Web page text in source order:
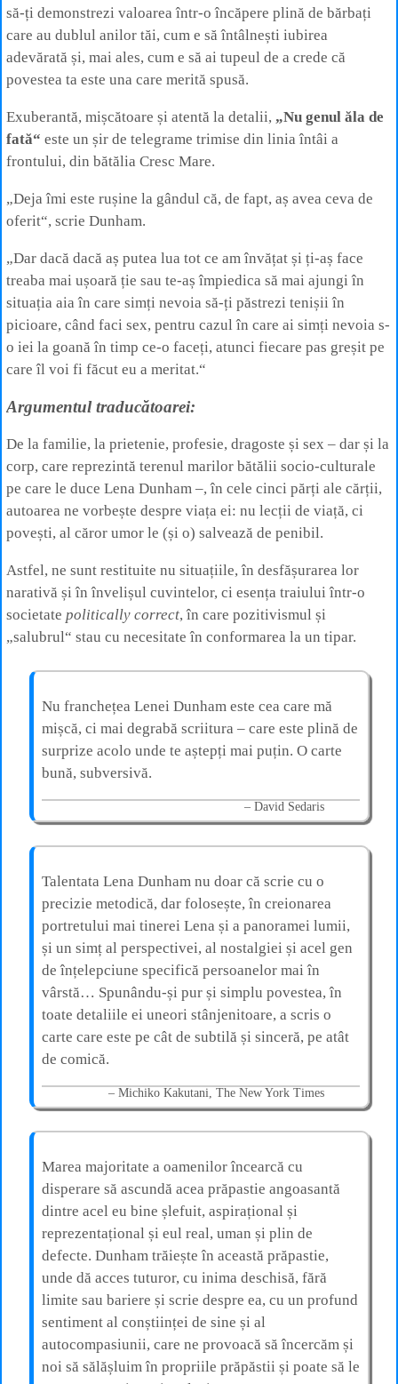
să-ți demonstrezi valoarea într-o încăpere plină de bărbați
care au dublul anilor tăi, cum e să întâlnești iubirea
adevărată și, mai ales, cum e să ai tupeul de a crede că
povestea ta este una care merită spusă.
Exuberantă, mișcătoare și atentă la detalii, „Nu genul ăla de
fată“ este un șir de telegrame trimise din linia întâi a
frontului, din bătălia Cresc Mare.
„Deja îmi este rușine la gândul că, de fapt, aș avea ceva de
oferit“, scrie Dunham.
„Dar dacă dacă aș putea lua tot ce am învățat și ți-aș face
treaba mai ușoară ție sau te-aș împiedica să mai ajungi în
situația aia în care simți nevoia să-ți păstrezi tenișii în
picioare, când faci sex, pentru cazul în care ai simți nevoia s-
o iei la goană în timp ce-o faceți, atunci fiecare pas greșit pe
care îl voi fi făcut eu a meritat.“
Argumentul traducătoarei:
De la familie, la prietenie, profesie, dragoste și sex – dar și la
corp, care reprezintă terenul marilor bătălii socio-culturale
pe care le duce Lena Dunham –, în cele cinci părți ale cărții,
autoarea ne vorbește despre viața ei: nu lecții de viață, ci
povești, al căror umor le (și o) salvează de penibil.
Astfel, ne sunt restituite nu situațiile, în desfășurarea lor
narativă și în învelișul cuvintelor, ci esența traiului într-o
societate politically correct, în care pozitivismul și
„salubrul“ stau cu necesitate în conformarea la un tipar.
Nu franchețea Lenei Dunham este cea care mă
mișcă, ci mai degrabă scriitura – care este plină de
surprize acolo unde te aștepți mai puțin. O carte
bună, subversivă.
David Sedaris
Talentata Lena Dunham nu doar că scrie cu o
precizie metodică, dar folosește, în creionarea
portretului mai tinerei Lena și a panoramei lumii,
și un simț al perspectivei, al nostalgiei și acel gen
de înțelepciune specifică persoanelor mai în
vârstă… Spunându-și pur și simplu povestea, în
toate detaliile ei uneori stânjenitoare, a scris o
carte care este pe cât de subtilă și sinceră, pe atât
de comică.
Michiko Kakutani, The New York Times
Marea majoritate a oamenilor încearcă cu
disperare să ascundă acea prăpastie angoasantă
dintre acel eu bine șlefuit, aspirațional și
reprezentațional și eul real, uman și plin de
defecte. Dunham trăiește în această prăpastie,
unde dă acces tuturor, cu inima deschisă, fără
limite sau bariere și scrie despre ea, cu un profund
sentiment al conștiinței de sine și al
autocompasiunii, care ne provoacă să încercăm și
noi să sălășluim în propriile prăpăstii și poate să le